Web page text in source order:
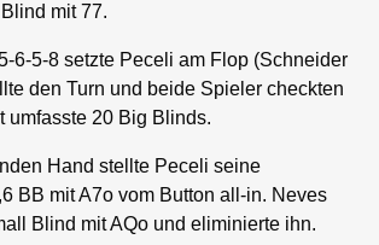
mit 77.
6-5-8 setzte Peceli am Flop (Schneider
den Turn und beide Spieler checkten
umfasste 20 Big Blinds.
Hand stellte Peceli seine
BB mit A7o vom Button all-in. Neves
Blind mit AQo und eliminierte ihn.